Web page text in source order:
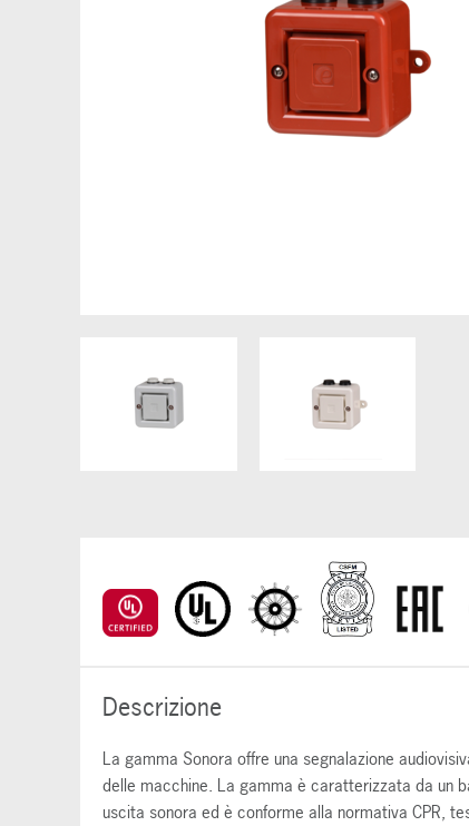
Descrizione
La gamma Sonora offre una segnalazione
delle macchine. La gamma è caratterizzata da un
uscita sonora ed è conforme alla normativa CPR,